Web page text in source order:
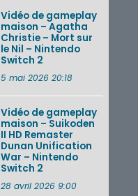
Vidéo de gameplay
maison – Agatha
Christie – Mort sur
le Nil – Nintendo
Switch 2
5 mai 2026 20:18
Vidéo de gameplay
maison – Suikoden
II HD Remaster
Dunan Unification
War – Nintendo
Switch 2
28 avril 2026 9:00